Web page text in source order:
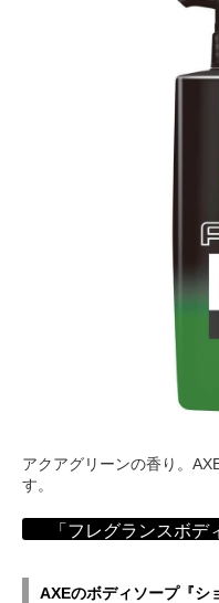
アクアグリーンの香り。
す。
「フレグランスボ
AXEのボディソープ『シ